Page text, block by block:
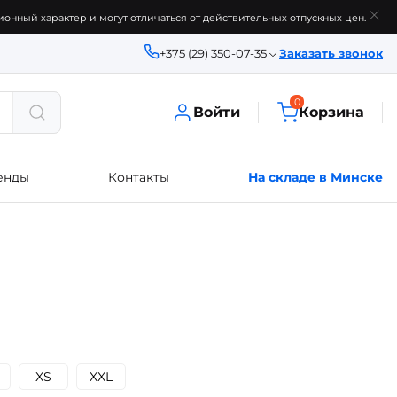
характер и могут отличаться от действительных отпускных цен.
+375 (29) 350-07-35 Заказать звонок
Войти
0
Корзина
Контакты На складе в Минске
XS XXL